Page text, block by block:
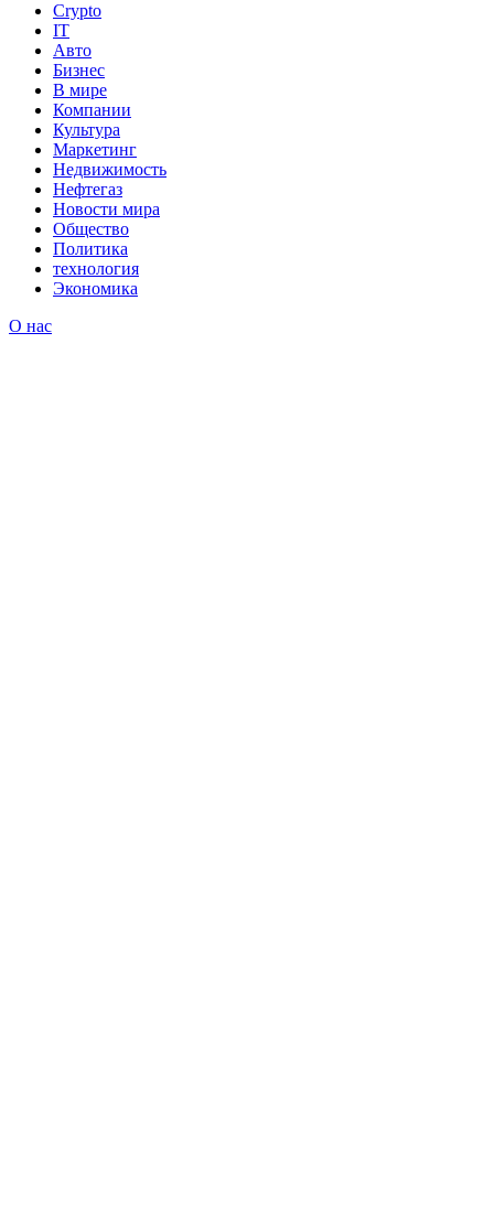
Crypto
IT
Авто
Бизнес
В мире
Компании
Культура
Маркетинг
Недвижимость
Нефтегаз
Новости мира
Общество
Политика
технология
Экономика
О нас